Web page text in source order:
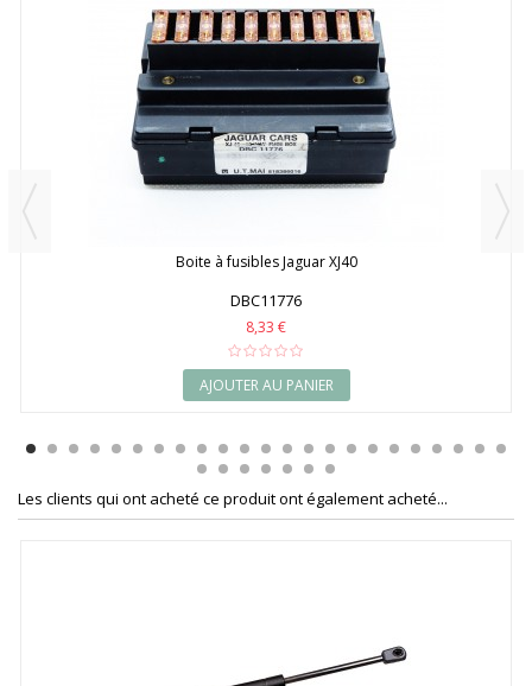
Boite à fusibles Jaguar XJ40
DBC11776
8,33 €
AJOUTER AU PANIER
Les clients qui ont acheté ce produit ont également acheté...